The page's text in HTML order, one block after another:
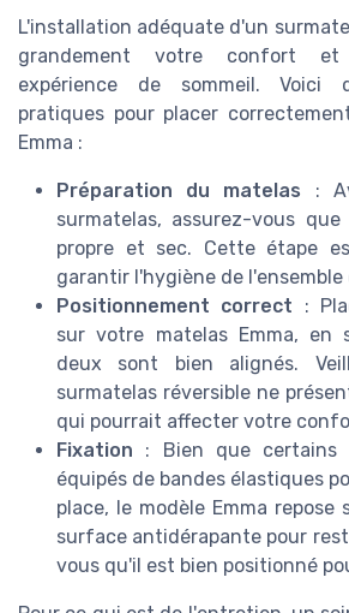
L'installation adéquate d'un
grandement votre confort et
expérience de sommeil. Voici
pratiques pour placer
Emma :
Préparation du matelas :
surmatelas, assurez-vous
propre et sec. Cette étape
garantir l'hygiène de
Positionnement correct :
sur votre matelas Emma, en
deux sont bien alignés.
surmatelas réversible ne
qui pourrait affecter votre
Fixation : Bien que certains
équipés de bandes élastiques
place, le modèle Emma repose
surface antidérapante pour
vous qu'il est bien positionné